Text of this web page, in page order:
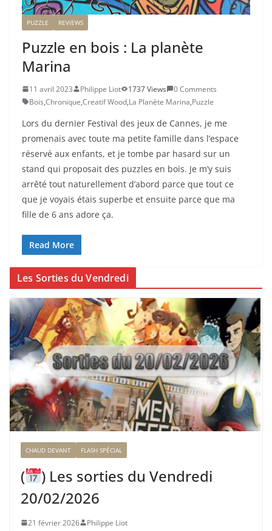
PUZZLE REVIEWS
Puzzle en bois : La planète
Marina
11 avril 2023 Philippe Liot 1737 Views
0 Comments
Bois,Chronique,Creatif Wood,La Planète Marina,Puzzle
Lors du dernier Festival des jeux de Cannes, je me
promenais avec toute ma petite famille dans l’espace
réservé aux enfants, et je tombe par hasard sur un
stand qui proposait des puzzles en bois. Je m’y suis
arrêté tout naturellement d’abord parce que tout ce
que je voyais étais superbe et ensuite parce que ma
fille de 6 ans adore ça.
Read More
Les Sorties du Vendredi
CHAUD DEVANT FLASH SPÉCIAL
(
) Les sorties du Vendredi
20/02/2026
21 février 2026 Philippe Liot